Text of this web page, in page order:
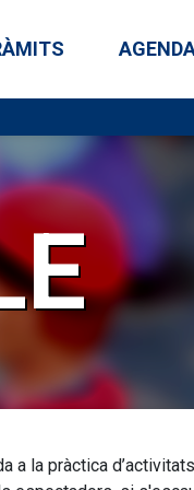
a la pràctica